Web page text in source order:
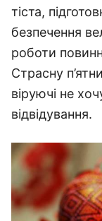
тіста,
безпечення
роботи
Страсну
віруючі не
відвідування.